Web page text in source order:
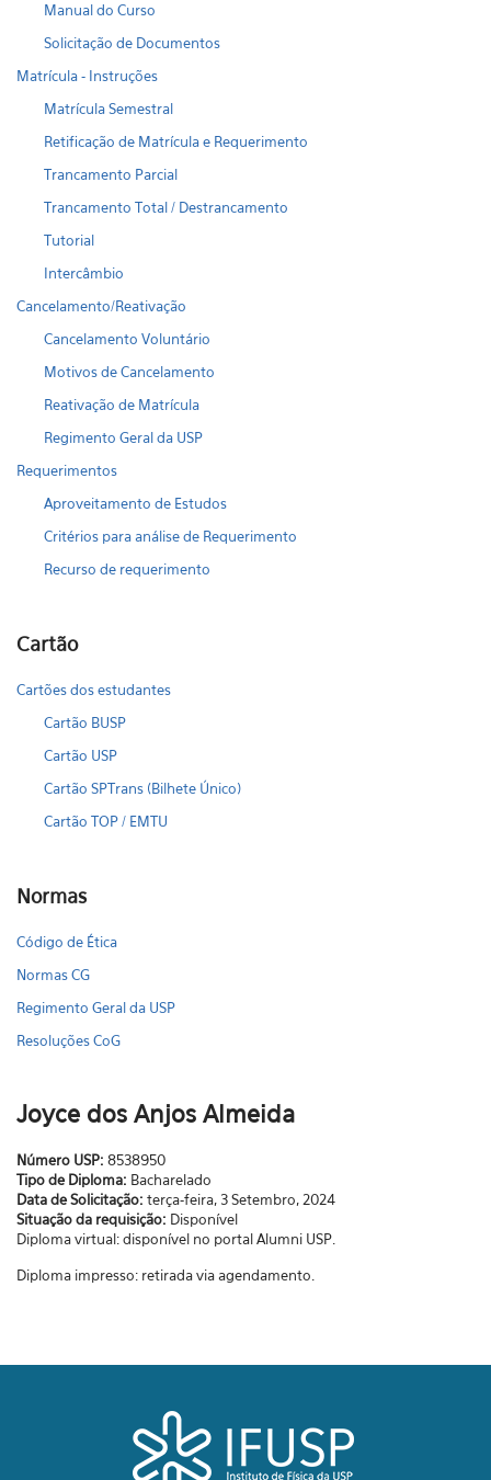
Manual do Curso
Solicitação de Documentos
Matrícula - Instruções
Matrícula Semestral
Retificação de Matrícula e Requerimento
Trancamento Parcial
Trancamento Total / Destrancamento
Tutorial
Intercâmbio
Cancelamento/Reativação
Cancelamento Voluntário
Motivos de Cancelamento
Reativação de Matrícula
Regimento Geral da USP
Requerimentos
Aproveitamento de Estudos
Critérios para análise de Requerimento
Recurso de requerimento
Cartão
Cartões dos estudantes
Cartão BUSP
Cartão USP
Cartão SPTrans (Bilhete Único)
Cartão TOP / EMTU
Normas
Código de Ética
Normas CG
Regimento Geral da USP
Resoluções CoG
Joyce dos Anjos Almeida
Número USP: 8538950
Tipo de Diploma: Bacharelado
Data de Solicitação: terça-feira, 3 Setembro, 2024
Situação da requisição: Disponível
Diploma virtual: disponível no portal Alumni USP.
Diploma impresso: retirada via agendamento.